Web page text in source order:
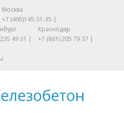
Москва
+7 (495)145-31-35 |
49 31 |
Краснодар
+7 (861) 205 79 37 |